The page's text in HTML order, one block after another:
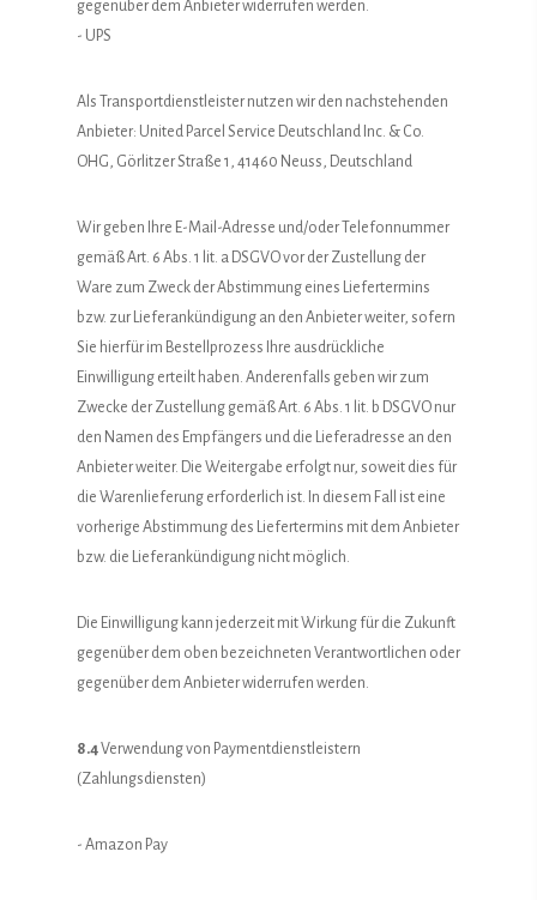
gegenüber dem Anbieter widerrufen werden.
- UPS
Als Transportdienstleister nutzen wir den nachstehenden
Anbieter: United Parcel Service Deutschland Inc. & Co.
OHG, Görlitzer Straße 1, 41460 Neuss, Deutschland
Wir geben Ihre E-Mail-Adresse und/oder Telefonnummer
gemäß Art. 6 Abs. 1 lit. a DSGVO vor der Zustellung der
Ware zum Zweck der Abstimmung eines Liefertermins
bzw. zur Lieferankündigung an den Anbieter weiter, sofern
Sie hierfür im Bestellprozess Ihre ausdrückliche
Einwilligung erteilt haben. Anderenfalls geben wir zum
Zwecke der Zustellung gemäß Art. 6 Abs. 1 lit. b DSGVO nur
den Namen des Empfängers und die Lieferadresse an den
Anbieter weiter. Die Weitergabe erfolgt nur, soweit dies für
die Warenlieferung erforderlich ist. In diesem Fall ist eine
vorherige Abstimmung des Liefertermins mit dem Anbieter
bzw. die Lieferankündigung nicht möglich.
Die Einwilligung kann jederzeit mit Wirkung für die Zukunft
gegenüber dem oben bezeichneten Verantwortlichen oder
gegenüber dem Anbieter widerrufen werden.
8.4Verwendung von Paymentdienstleistern
(Zahlungsdiensten)
- Amazon Pay